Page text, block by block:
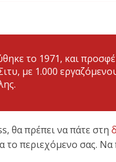
το 1971, και
με 1.000
θα πρέπει να πάτε στη
το περιεχόμενο σας.